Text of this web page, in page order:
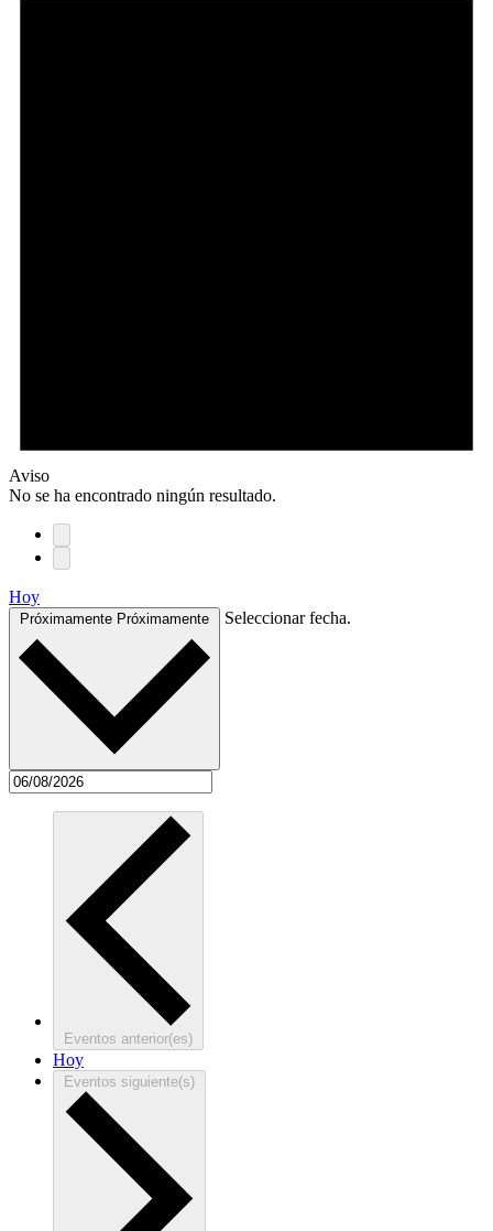
Aviso
No se ha encontrado ningún resultado.
Hoy
Próximamente Próximamente Seleccionar fecha.
Eventos anterior(es)
Hoy
Eventos siguiente(s)